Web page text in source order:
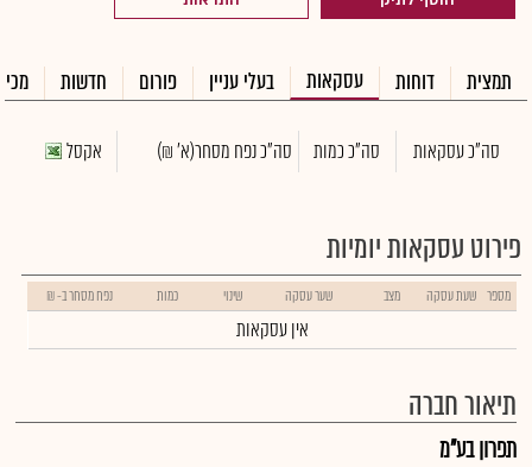
תמצית דוחות עסקאות בעלי עניין פורום חדשות
סה"כ עסקאות סה"כ כמות סה"כ נפח מסחר(א' ₪) אקסל
פירוט עסקאות יומיות
מספר שעת עסקה מצב שער עסקה שינוי כמות נפח מסחר ב- ₪
אין עסקאות
תיאור חברה
תפרון בע"מ